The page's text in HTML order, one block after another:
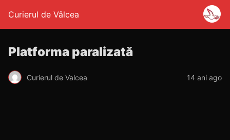
Curierul de Vâlcea
Platforma paralizată
Curierul de Valcea 14 ani ago